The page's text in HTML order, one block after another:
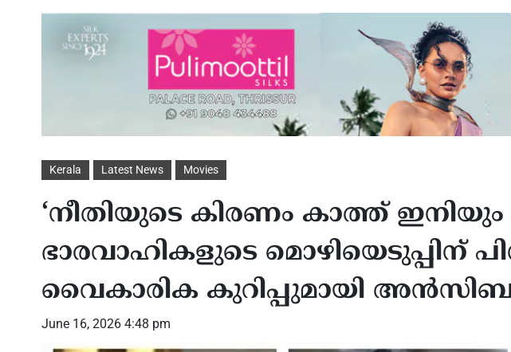
Kerala Latest News Movies
‘നീതിയുടെ കിരണം കാത്ത്
ഭാരവാഹികളുടെ മൊഴിയെടുപ്പിന്
വൈകാരിക കുറിപ്പുമായി
June 16, 2026 4:48 pm